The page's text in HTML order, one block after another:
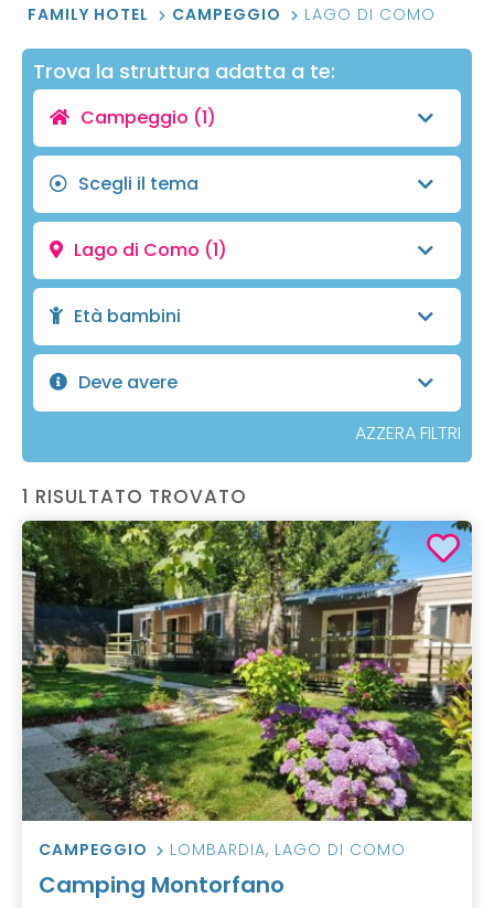
FAMILY HOTEL CAMPEGGIO LAGO DI COMO
Trova la struttura adatta a te:
Campeggio (1)
Scegli il tema
Lago di Como (1)
Età bambini
Deve avere
AZZERA FILTRI
1 RISULTATO TROVATO
CAMPEGGIO LOMBARDIA, LAGO DI COMO
Camping Montorfano